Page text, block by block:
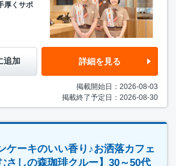
厚くサポ
追加 詳細を見る
掲載開始日：2026-08-03
掲載終了予定日：2026-08-30
ケーキのいい香り♪お洒落カフェ
さしの森珈琲クルー】30～50代